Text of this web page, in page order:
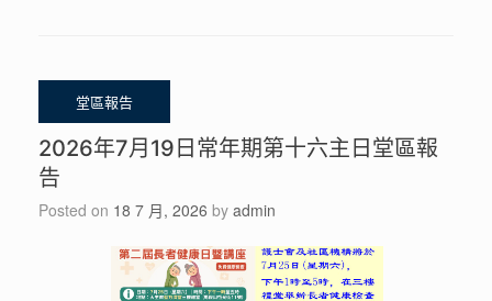
2026年7月19日常年期第十六主日堂區報
告
Posted on 18 7 月, 2026 by admin